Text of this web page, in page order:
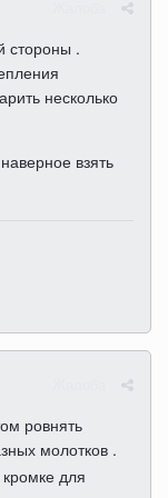
стороны .
несколько
взять
ровнять
молотков .
для